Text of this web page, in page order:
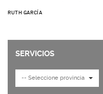
RUTH GARCÍA